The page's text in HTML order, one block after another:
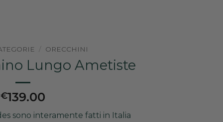
/ ORECCHINI
Lungo Ametiste
€139.00
sono interamente fatti in Italia